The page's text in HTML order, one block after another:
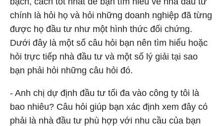
chính là hỏi họ và hỏi những doanh nghiệp đã từng
được họ đầu tư như một hình thức đối chứng.
Dưới đây là một số câu hỏi bạn nên tìm hiểu hoặc
hỏi trực tiếp nhà đầu tư và một số lý giải tại sao
bạn phải hỏi những câu hỏi đó.
- Anh chị dự định đầu tư tối đa vào công ty tôi là
bao nhiêu? Câu hỏi giúp bạn xác định xem đây có
phải là nhà đầu tư phù hợp với nhu cầu của bạn